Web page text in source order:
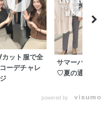
カット服で全
ーデチャレ
サマーバーゲン
♡夏の通勤服
powered by